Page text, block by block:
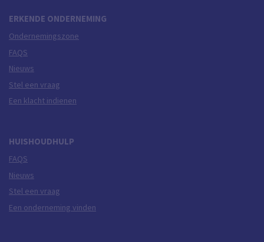
ERKENDE ONDERNEMING
Ondernemingszone
FAQS
Nieuws
Stel een vraag
Een klacht indienen
HUISHOUDHULP
FAQS
Nieuws
Stel een vraag
Een onderneming vinden